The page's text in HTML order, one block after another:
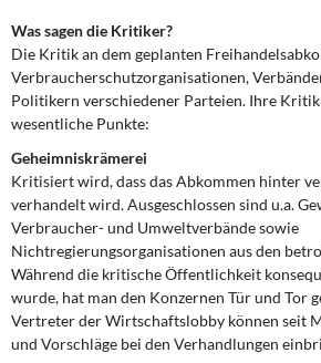
Was sagen die Kritiker?
Die Kritik an dem geplanten
Verbraucherschutzorganisationen,
Politikern verschiedener Parteien. Ihre
wesentliche Punkte:
Geheimniskrämerei
Kritisiert wird, dass das Abkommen hinter
verhandelt wird. Ausgeschlossen sind u.a.
Verbraucher- und Umweltverbände sowie
Nichtregierungsorganisationen aus den
Während die kritische Öffentlichkeit
wurde, hat man den Konzernen Tür und Tor
Vertreter der Wirtschaftslobby können seit
und Vorschläge bei den Verhandlungen